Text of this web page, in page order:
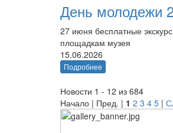
День молодежи
27 июня бесплатные
площадкам музея
15.06.2026
Подробнее
Новости 1 - 12 из 684
Начало | Пред. | 1 2 3 4 5 |